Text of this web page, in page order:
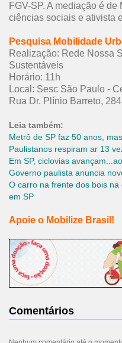
FGV-SP. A mediação é
ciências sociais e ativista
Pesquisa Mobilidade
Realização: Rede Nossa
Sustentáveis
Horário: 11h
Local: Sesc São Paulo -
Rua Dr. Plínio Barreto,
Leia também:
Metrô de SP faz 50 anos,
Paulistanos respiram ar 13
Em SP, ciclovias
Governo paulista anuncia
O carro na frente dos bois
em SP
Apoie o Mobilize Brasil!
Comentários